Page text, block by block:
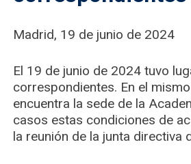
Madrid, 19 de junio de 2024
El 19 de junio de 2024 tuvo
correspondientes. En el
encuentra la sede de la
casos estas condiciones de
la reunión de la junta directiva